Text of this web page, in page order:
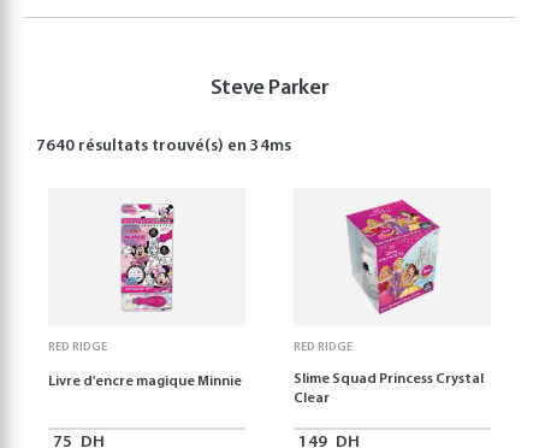
Steve Parker
7640 résultats trouvé(s) en34ms
RED RIDGE
Livre d'encre magique Minnie
75 DH
RED RIDGE
Slime Squad Princess Crystal
Clear
149 DH